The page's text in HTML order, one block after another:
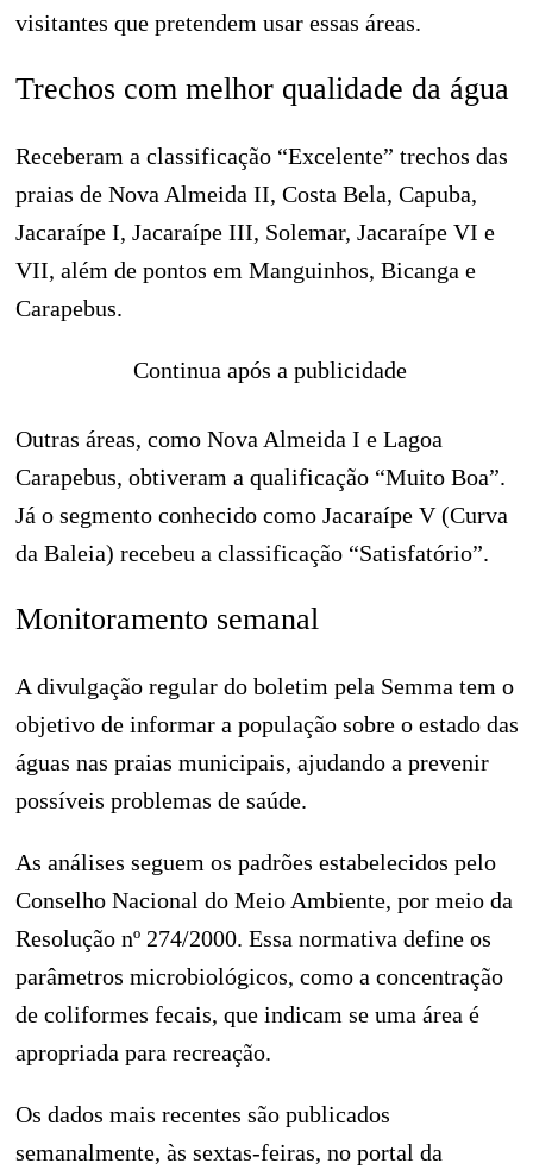
visitantes que pretendem usar essas áreas.
Trechos com melhor qualidade da água
Receberam a classificação “Excelente” trechos das
praias de Nova Almeida II, Costa Bela, Capuba,
Jacaraípe I, Jacaraípe III, Solemar, Jacaraípe VI e
VII, além de pontos em Manguinhos, Bicanga e
Carapebus.
Continua após a publicidade
Outras áreas, como Nova Almeida I e Lagoa
Carapebus, obtiveram a qualificação “Muito Boa”.
Já o segmento conhecido como Jacaraípe V (Curva
da Baleia) recebeu a classificação “Satisfatório”.
Monitoramento semanal
A divulgação regular do boletim pela Semma tem o
objetivo de informar a população sobre o estado das
águas nas praias municipais, ajudando a prevenir
possíveis problemas de saúde.
As análises seguem os padrões estabelecidos pelo
Conselho Nacional do Meio Ambiente, por meio da
Resolução nº 274/2000. Essa normativa define os
parâmetros microbiológicos, como a concentração
de coliformes fecais, que indicam se uma área é
apropriada para recreação.
Os dados mais recentes são publicados
semanalmente, às sextas-feiras, no portal da